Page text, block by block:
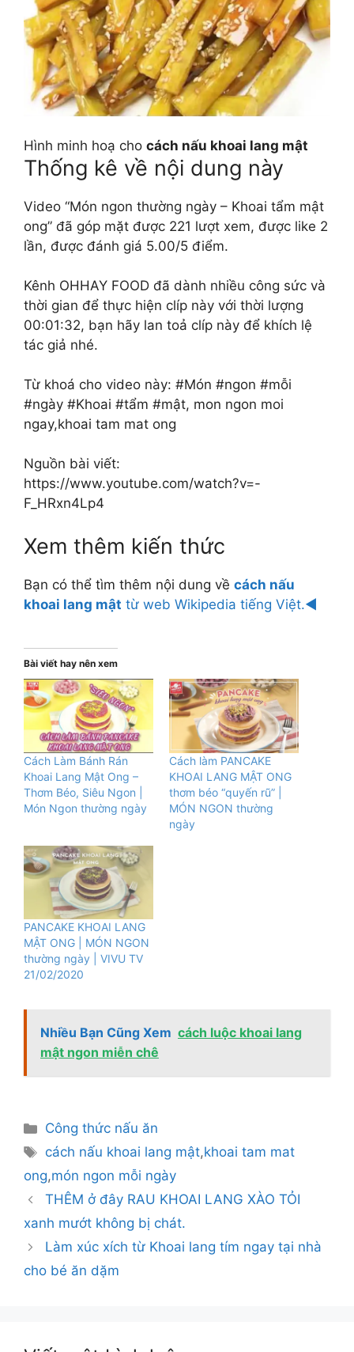
Hình minh hoạ cho cách nấu khoai lang mật
Thống kê về nội dung này
Video “Món ngon thường ngày – Khoai tẩm mật
ong” đã góp mặt được 221 lượt xem, được like 2
lần, được đánh giá 5.00/5 điểm.
Kênh OHHAY FOOD đã dành nhiều công sức và
thời gian để thực hiện clíp này với thời lượng
00:01:32, bạn hãy lan toả clíp này để khích lệ
tác giả nhé.
Từ khoá cho video này: #Món #ngon #mỗi
#ngày #Khoai #tẩm #mật, mon ngon moi
ngay,khoai tam mat ong
Nguồn bài viết:
https://www.youtube.com/watch?v=-
F_HRxn4Lp4
Xem thêm kiến thức
Bạn có thể tìm thêm nội dung về cách nấu
khoai lang mật từ web Wikipedia tiếng Việt.◄
Bài viết hay nên xem
Cách Làm Bánh Rán
Khoai Lang Mật Ong –
Thơm Béo, Siêu Ngon |
Món Ngon thường ngày
Cách làm PANCAKE
KHOAI LANG MẬT ONG
thơm béo “quyến rũ” |
MÓN NGON thường
ngày
PANCAKE KHOAI LANG
MẬT ONG | MÓN NGON
thường ngày | VIVU TV
21/02/2020
Nhiều Bạn Cũng Xem cách luộc khoai lang
mật ngon miễn chê
Danh
mục
Công thức nấu ăn
Thẻ
cách nấu khoai lang mật,khoai tam mat
ong,món ngon mỗi ngày
THÊM ở đây RAU KHOAI LANG XÀO TỎI
xanh mướt không bị chát.
Làm xúc xích từ Khoai lang tím ngay tại nhà
cho bé ăn dặm